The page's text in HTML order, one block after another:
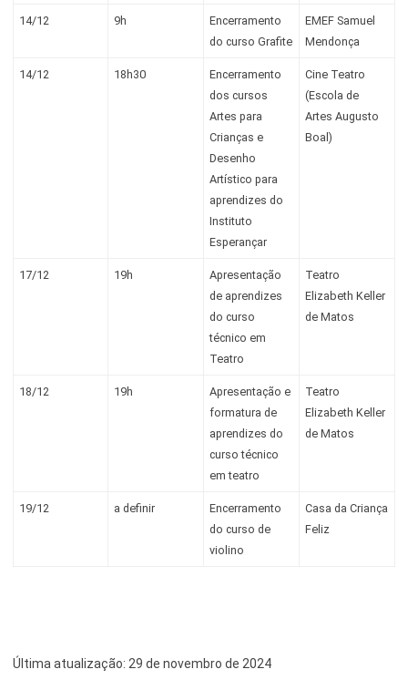
14/12 9h
Encerramento
do curso Grafite
EMEF Samuel
Mendonça
14/12 18h30
Encerramento
dos cursos
Artes para
Crianças e
Desenho
Artístico para
aprendizes do
Instituto
Esperançar
Cine Teatro
(Escola de
Artes Augusto
Boal)
17/12 19h
Apresentação
de aprendizes
do curso
técnico em
Teatro
Teatro
Elizabeth Keller
de Matos
18/12 19h
Apresentação e
formatura de
aprendizes do
curso técnico
em teatro
Teatro
Elizabeth Keller
de Matos
19/12 a definir
Encerramento
do curso de
violino
Casa da Criança
Feliz
Última atualização: 29 de novembro de 2024